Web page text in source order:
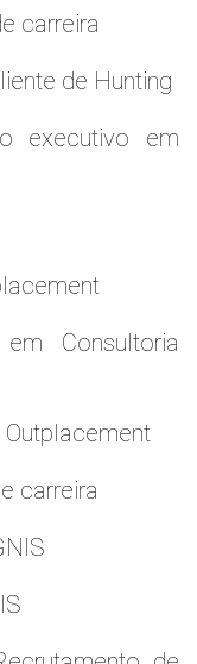
carreira
de Hunting
executivo em
Consultoria
carreira